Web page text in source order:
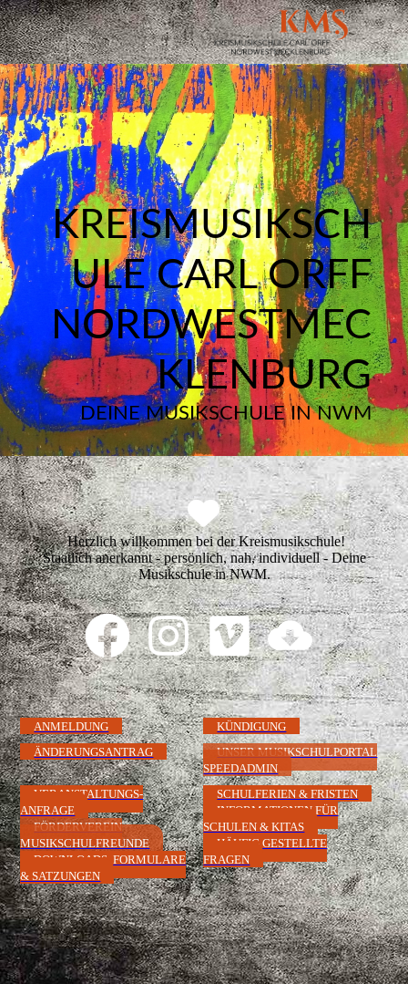
KREISMUSIKSCH
ULE CARL ORFF
NORDWESTMEC
KLENBURG
DEINE MUSIKSCHULE IN NWM
Herzlich willkommen bei der Kreismusikschule!
Staatlich anerkannt - persönlich, nah, individuell - Deine
Musikschule in NWM.
ANMELDUNG
KÜNDIGUNG
ÄNDERUNGSANTRAG
UNSER MUSIKSCHULPORTAL
SPEEDADMIN
VERANSTALTUNGS-
ANFRAGE
FÖRDERVEREIN
MUSIKSCHULFREUNDE
DOWNLOADS, FORMULARE
& SATZUNGEN
SCHULFERIEN & FRISTEN
INFORMATIONEN FÜR
SCHULEN & KITAS
HÄUFIG GESTELLTE
FRAGEN